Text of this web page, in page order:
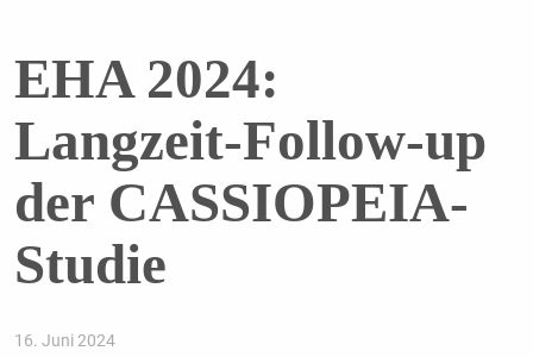
EHA 2024:
Langzeit-Follow-up
der CASSIOPEIA-
Studie
16. Juni 2024